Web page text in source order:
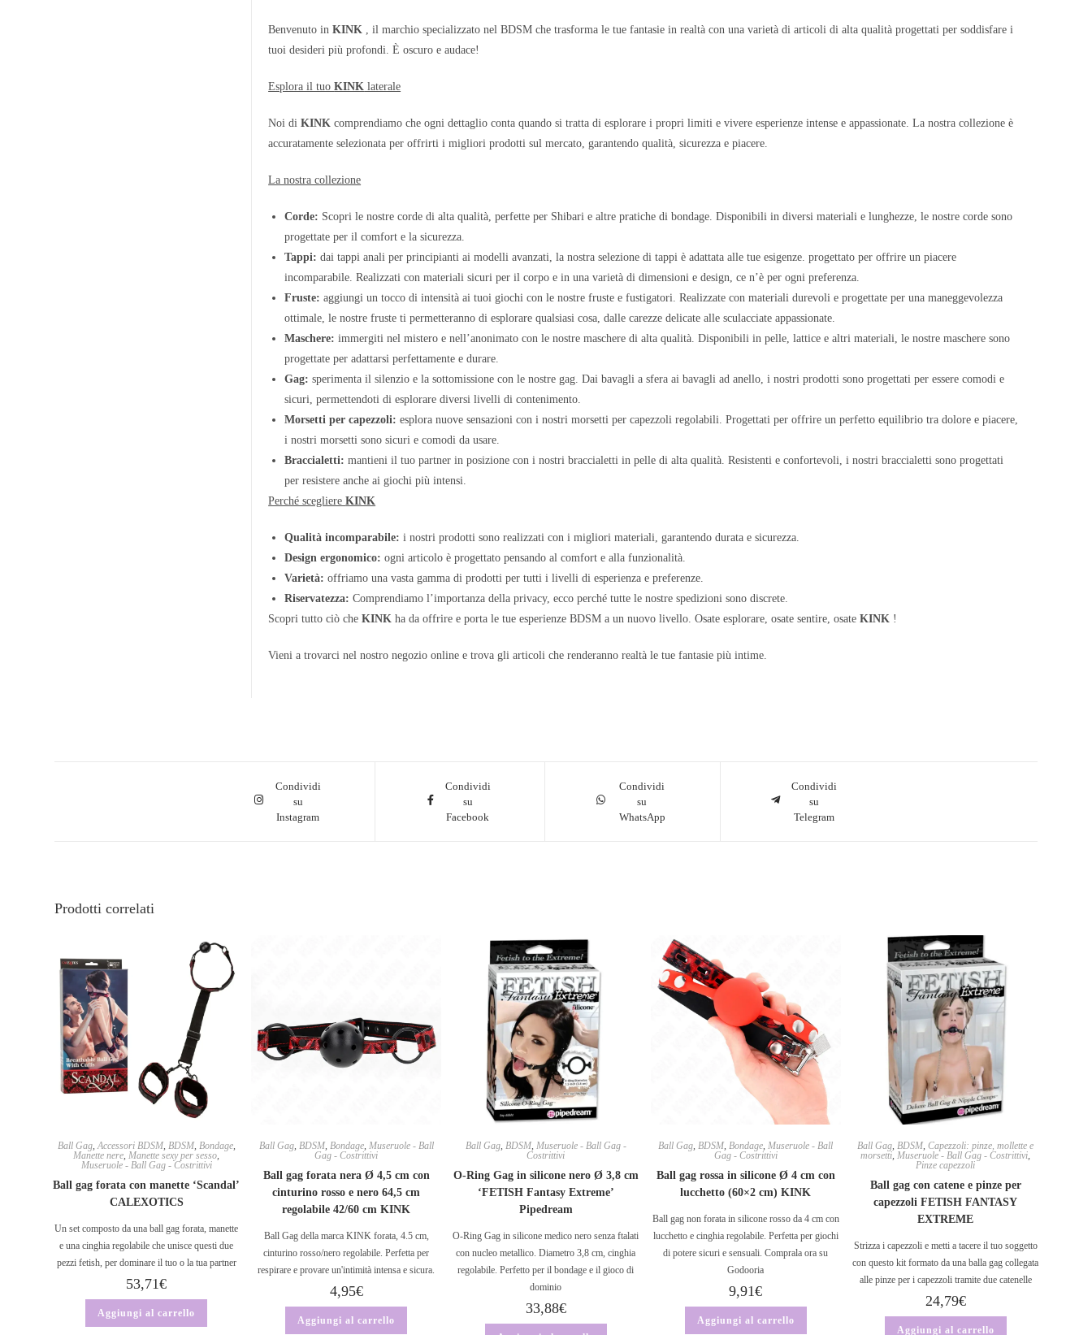
Benvenuto inKINK , il marchio specializzato nel BDSM che trasforma le tue fantasie in realtà con una varietà di articoli di alta qualità progettati per soddisfare i
tuoi desideri più profondi. È oscuro e audace!
Esplora il tuoKINK laterale
Noi diKINK comprendiamo che ogni dettaglio conta quando si tratta di esplorare i propri limiti e vivere esperienze intense e appassionate. La nostra collezione è
accuratamente selezionata per offrirti i migliori prodotti sul mercato, garantendo qualità, sicurezza e piacere.
La nostra collezione
Corde: Scopri le nostre corde di alta qualità, perfette per Shibari e altre pratiche di bondage. Disponibili in diversi materiali e lunghezze, le nostre corde sono
progettate per il comfort e la sicurezza.
Tappi: dai tappi anali per principianti ai modelli avanzati, la nostra selezione di tappi è adattata alle tue esigenze. progettato per offrire un piacere
incomparabile. Realizzati con materiali sicuri per il corpo e in una varietà di dimensioni e design, ce n’è per ogni preferenza.
Fruste: aggiungi un tocco di intensità ai tuoi giochi con le nostre fruste e fustigatori. Realizzate con materiali durevoli e progettate per una maneggevolezza
ottimale, le nostre fruste ti permetteranno di esplorare qualsiasi cosa, dalle carezze delicate alle sculacciate appassionate.
Maschere: immergiti nel mistero e nell’anonimato con le nostre maschere di alta qualità. Disponibili in pelle, lattice e altri materiali, le nostre maschere sono
progettate per adattarsi perfettamente e durare.
Gag: sperimenta il silenzio e la sottomissione con le nostre gag. Dai bavagli a sfera ai bavagli ad anello, i nostri prodotti sono progettati per essere comodi e
sicuri, permettendoti di esplorare diversi livelli di contenimento.
Morsetti per capezzoli: esplora nuove sensazioni con i nostri morsetti per capezzoli regolabili. Progettati per offrire un perfetto equilibrio tra dolore e piacere,
i nostri morsetti sono sicuri e comodi da usare.
Braccialetti: mantieni il tuo partner in posizione con i nostri braccialetti in pelle di alta qualità. Resistenti e confortevoli, i nostri braccialetti sono progettati
per resistere anche ai giochi più intensi.
Perché scegliereKINK
Qualità incomparabile: i nostri prodotti sono realizzati con i migliori materiali, garantendo durata e sicurezza.
Design ergonomico: ogni articolo è progettato pensando al comfort e alla funzionalità.
Varietà: offriamo una vasta gamma di prodotti per tutti i livelli di esperienza e preferenze.
Riservatezza: Comprendiamo l’importanza della privacy, ecco perché tutte le nostre spedizioni sono discrete.
Scopri tutto ciò cheKINK ha da offrire e porta le tue esperienze BDSM a un nuovo livello. Osate esplorare, osate sentire, osateKINK !
Vieni a trovarci nel nostro negozio online e trova gli articoli che renderanno realtà le tue fantasie più intime.
Condividi
su
Instagram
Condividi
su
Facebook
Condividi
su
WhatsApp
Condividi
su
Telegram
Prodotti correlati
Ball Gag,Accessori BDSM, BDSM, Bondage,
Manette nere,Manette sexy per sesso,
Museruole - Ball Gag - Costrittivi
Ball gag forata con manette ‘Scandal’
CALEXOTICS
Un set composto da una ball gag forata, manette
e una cinghia regolabile che unisce questi due
pezzi fetish, per dominare il tuo o la tua partner
53,71€
Aggiungi al carrello
Ball Gag, BDSM, Bondage, Museruole - Ball
Gag - Costrittivi
Ball gag forata nera Ø 4,5 cm con
cinturino rosso e nero 64,5 cm
regolabile 42/60 cm KINK
Ball Gag della marca KINK forata, 4.5 cm,
cinturino rosso/nero regolabile. Perfetta per
respirare e provare un'intimità intensa e sicura.
4,95€
Aggiungi al carrello
Ball Gag, BDSM, Museruole - Ball Gag -
Costrittivi
O-Ring Gag in silicone nero Ø 3,8 cm
‘FETISH Fantasy Extreme’
Pipedream
O-Ring Gag in silicone medico nero senza ftalati
con nucleo metallico. Diametro 3,8 cm, cinghia
regolabile. Perfetto per il bondage e il gioco di
dominio
33,88€
Ball Gag,BDSM,Bondage,Museruole - Ball
Gag - Costrittivi
Ball gag rossa in silicone Ø 4 cm con
lucchetto (60×2 cm) KINK
Ball gag non forata in silicone rosso da 4 cm con
lucchetto e cinghia regolabile. Perfetta per giochi
di potere sicuri e sensuali. Comprala ora su
Godooria
9,91€
Aggiungi al carrello
Ball Gag,BDSM,Capezzoli: pinze, mollette e
morsetti,Museruole - Ball Gag - Costrittivi,
Pinze capezzoli
Ball gag con catene e pinze per
capezzoli FETISH FANTASY
EXTREME
Strizza i capezzoli e metti a tacere il tuo soggetto
con questo kit formato da una balla gag collegata
alle pinze per i capezzoli tramite due catenelle
24,79€
Aggiungi al carrello